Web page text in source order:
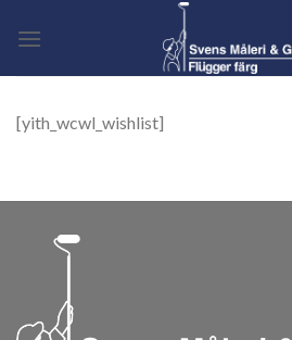
[yith_wcwl_wishlist]